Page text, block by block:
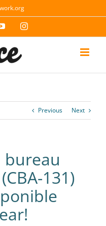
YouTubeInstagram
Previous Next
bureau
131)